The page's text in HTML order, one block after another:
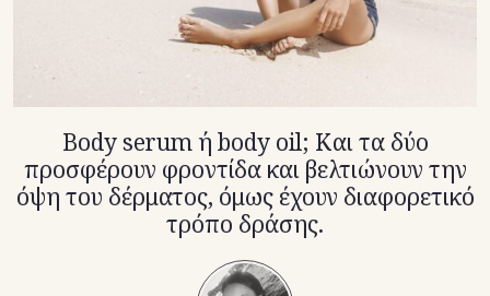
Body serum ή body oil; Και τα δύο
προσφέρουν φροντίδα και βελτιώνουν την
όψη του δέρματος, όμως έχουν διαφορετικό
τρόπο δράσης.